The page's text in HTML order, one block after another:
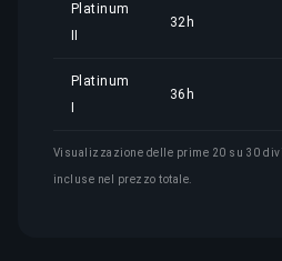
Platinum
32h
Platinum
36h
Visualizzazione delle prime 20 su 30
incluse nel prezzo totale.